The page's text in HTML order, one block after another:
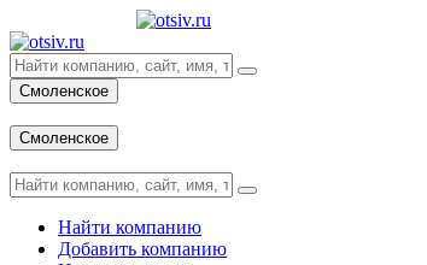
Смоленское
Смоленское
Найти компанию
Добавить компанию